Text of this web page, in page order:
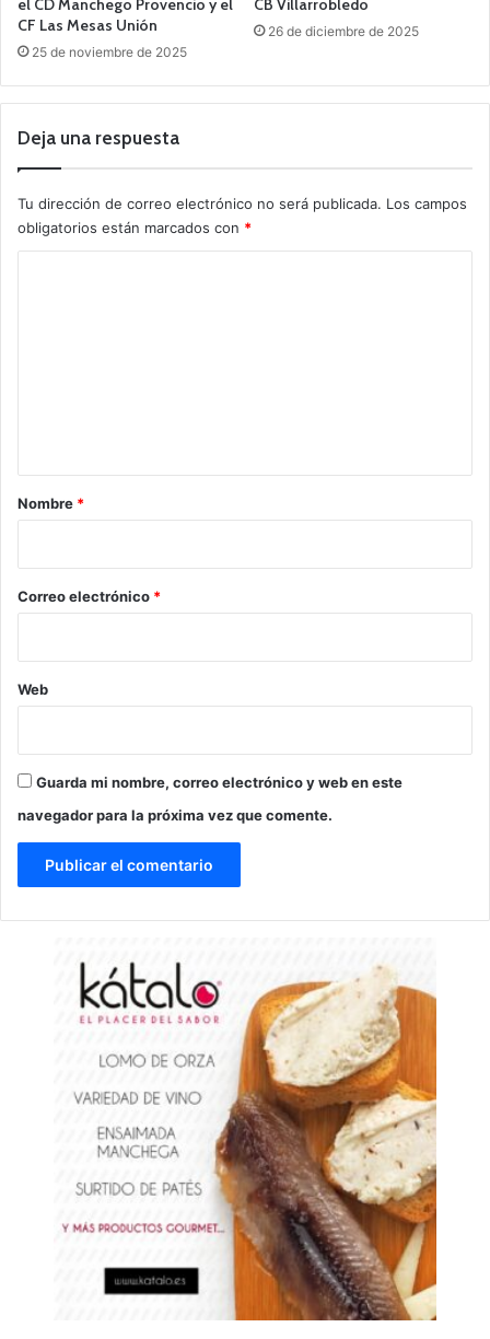
el CD Manchego Provencio y el
CF Las Mesas Unión
25 de noviembre de 2025
CB Villarrobledo
26 de diciembre de 2025
Deja una respuesta
Tu dirección de correo electrónico no será publicada. Los campos
obligatorios están marcados con *
r
*
Nombre *
Correo electrónico *
Web
Guarda mi nombre, correo electrónico y web en este
navegador para la próxima vez que comente.